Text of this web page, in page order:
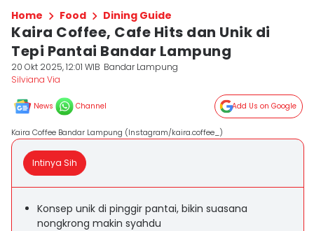
Home Food Dining Guide
Kaira Coffee, Cafe Hits dan Unik di
Tepi Pantai Bandar Lampung
20 Okt 2025, 12:01 WIB Bandar Lampung
Silviana Via
News Channel Add Us on Google
Kaira Coffee Bandar Lampung (Instagram/kaira.coffee_)
Intinya Sih
Konsep unik di pinggir pantai, bikin suasana
nongkrong makin syahdu